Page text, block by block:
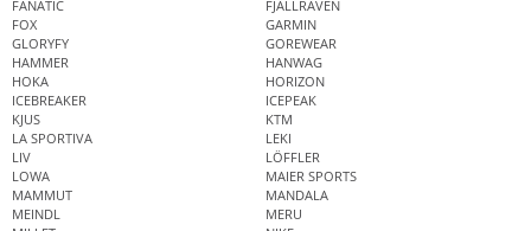
FANATIC
FJÄLLRÄVEN
FOX
GARMIN
GLORYFY
GOREWEAR
HAMMER
HANWAG
HOKA
HORIZON
ICEBREAKER
ICEPEAK
KJUS
KTM
LA SPORTIVA
LEKI
LIV
LÖFFLER
LOWA
MAIER SPORTS
MAMMUT
MANDALA
MEINDL
MERU